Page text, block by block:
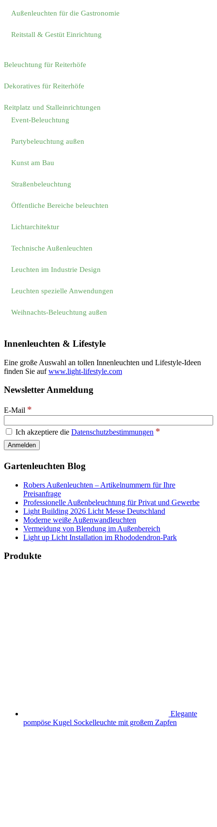
Außenleuchten für die Gastronomie
Reitstall & Gestüt Einrichtung
Beleuchtung für Reiterhöfe
Dekoratives für Reiterhöfe
Reitplatz und Stalleinrichtungen
Event-Beleuchtung
Partybeleuchtung außen
Kunst am Bau
Straßenbeleuchtung
Öffentliche Bereiche beleuchten
Lichtarchitektur
Technische Außenleuchten
Leuchten im Industrie Design
Leuchten spezielle Anwendungen
Weihnachts-Beleuchtung außen
Innenleuchten & Lifestyle
Eine große Auswahl an tollen Innenleuchten und Lifestyle-Ideen
finden Sie aufwww.light-lifestyle.com
Newsletter Anmeldung
E-Mail *
Ich akzeptiere die Datenschutzbestimmungen *
Gartenleuchten Blog
Robers Außenleuchten – Artikelnummern für Ihre
Preisanfrage
Professionelle Außenbeleuchtung für Privat und Gewerbe
Light Building 2026 Licht Messe Deutschland
Moderne weiße Außenwandleuchten
Vermeidung von Blendung im Außenbereich
Light up Licht Installation im Rhododendron-Park
Produkte
Elegante
pompöse Kugel Sockelleuchte mit großem Zapfen